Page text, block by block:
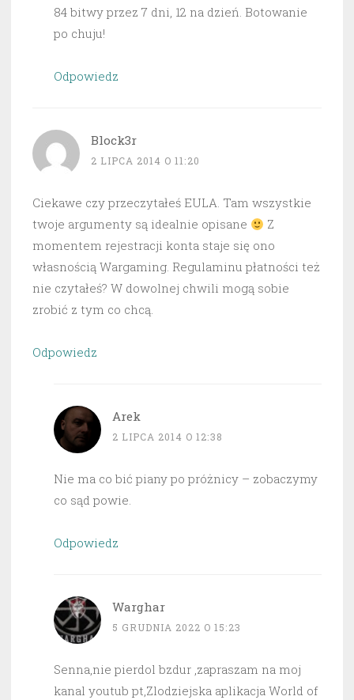
84 bitwy przez 7 dni, 12 na dzień. Botowanie
po chuju!
Odpowiedz
Block3r
2 LIPCA 2014 O 11:20
Ciekawe czy przeczytałeś EULA. Tam wszystkie
twoje argumenty są idealnie opisane
Z
momentem rejestracji konta staje się ono
własnością Wargaming. Regulaminu płatności też
nie czytałeś? W dowolnej chwili mogą sobie
zrobić z tym co chcą.
Odpowiedz
Arek
2 LIPCA 2014 O 12:38
Nie ma co bić piany po próżnicy – zobaczymy
co sąd powie.
Odpowiedz
Warghar
5 GRUDNIA 2022 O 15:23
Senna,nie pierdol bzdur ,zapraszam na moj
kanal youtub pt,Zlodziejska aplikacja World of